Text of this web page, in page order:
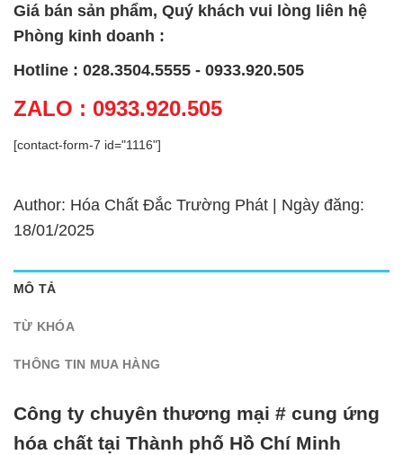
Giá bán sản phẩm, Quý khách vui lòng liên hệ
Phòng kinh doanh :
Hotline : 028.3504.5555 - 0933.920.505
ZALO : 0933.920.505
[contact-form-7 id="1116"]
Author: Hóa Chất Đắc Trường Phát | Ngày đăng:
18/01/2025
MÔ TẢ
TỪ KHÓA
THÔNG TIN MUA HÀNG
Công ty chuyên thương mại # cung ứng
hóa chất tại Thành phố Hồ Chí Minh